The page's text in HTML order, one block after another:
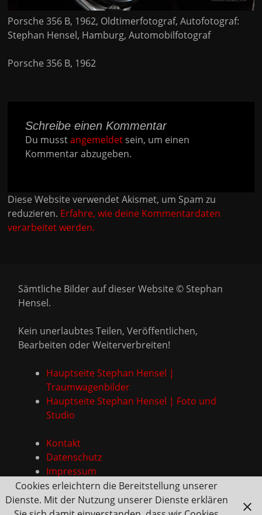
Porsche 356 B, 1962, Oldtimerfotograf, Autofotograf:
Stephan Hensel, Hamburg, Automobilfotograf
Porsche 356 B, 1962
Schreibe einen Kommentar
Du musstangemeldet sein, um einen
Kommentar abzugeben.
Diese Website verwendet Akismet, um Spam zu
reduzieren. Erfahre, wie deine Kommentardaten
verarbeitet werden.
Sämtliche Bilder auf dieser Website © Stephan
Hensel.
Kein unerlaubtes Teilen, Veröffentlichen,
Bearbeiten oder Weiterverbreiten!
Hauptseite Stephan Hensel |
Traumwagenbilder
Hauptseite Stephan Hensel | Foto und
Studio
Kontakt
Datenschutz
Impressum
Cookies erleichtern die Bereitstellung unserer
Dienste. Mit der Nutzung unserer Dienste erklären